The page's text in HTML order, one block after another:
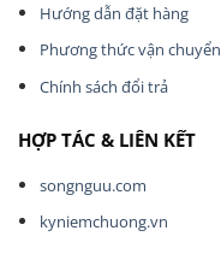
Hướng dẫn đặt hàng
Phương thức vận chuyển
Chính sách đổi trả
HỢP TÁC & LIÊN KẾT
songnguu.com
kyniemchuong.vn